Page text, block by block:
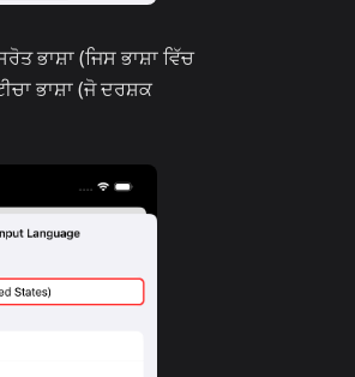
ਭਾਸ਼ਾ (ਜਿਸ ਭਾਸ਼ਾ ਵਿੱਚ
ਭਾਸ਼ਾ (ਜੋ ਦਰਸ਼ਕ